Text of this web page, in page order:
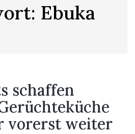
Ebuka
schaffen
vorerst weiter